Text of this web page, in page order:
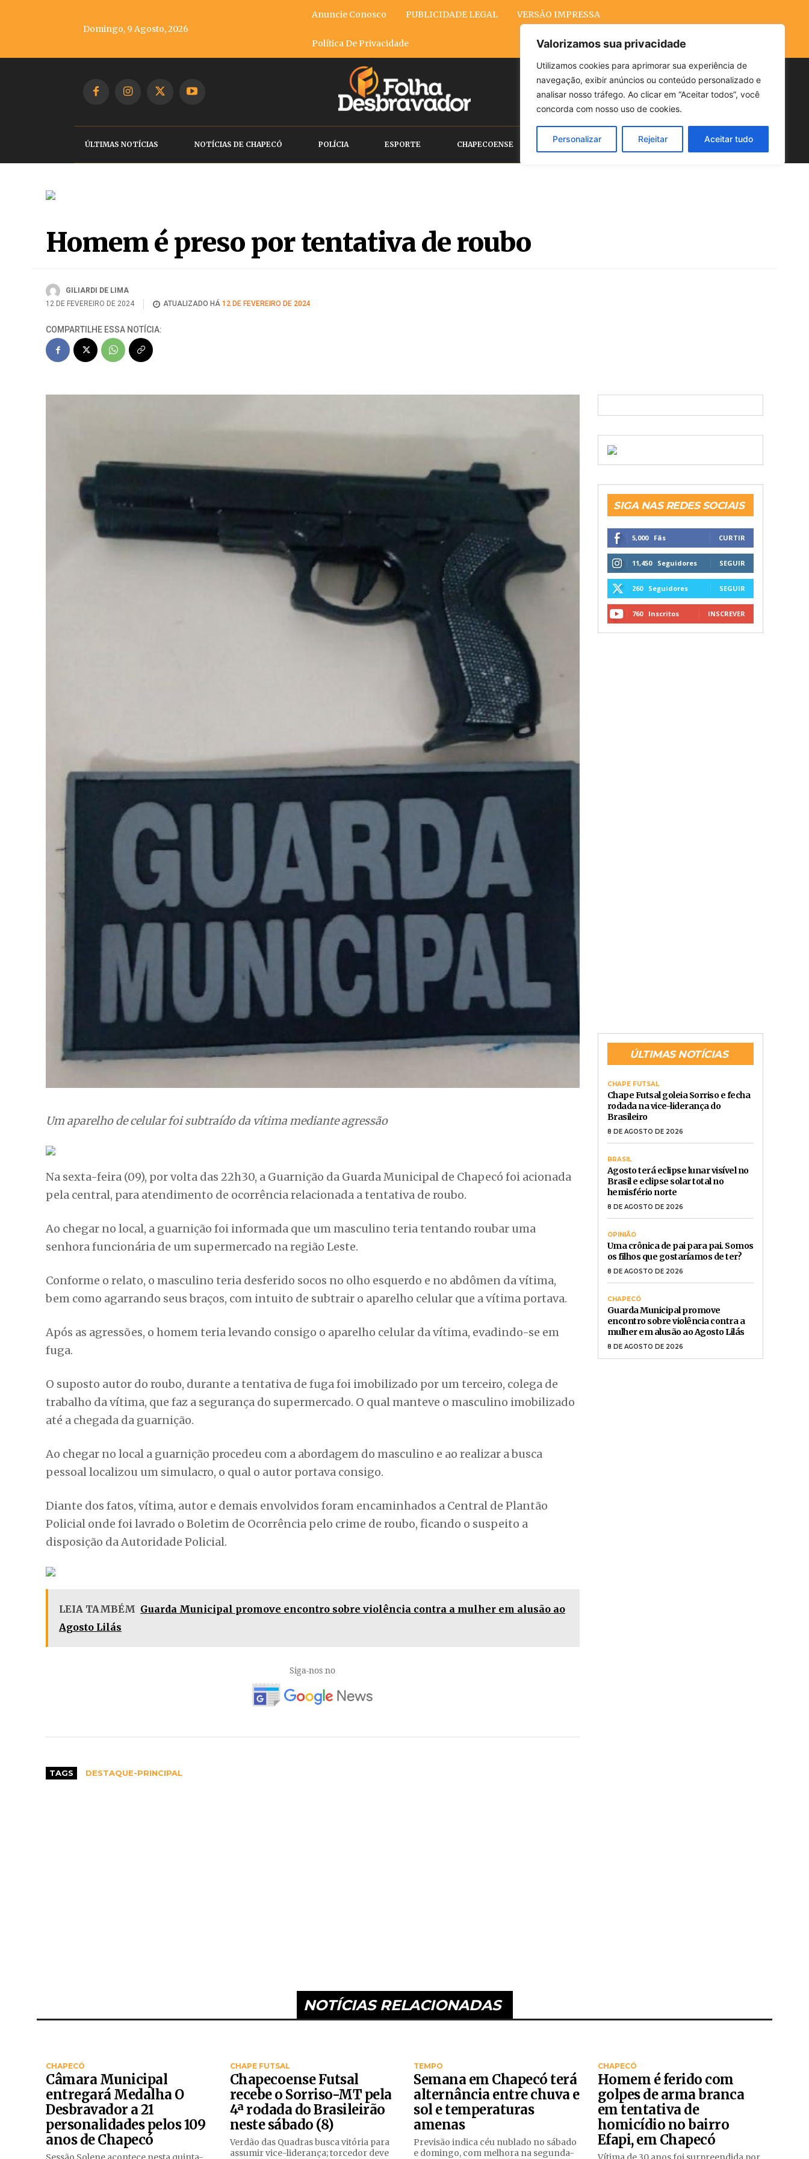
Valorizamos sua privacidade
Utilizamos cookies para aprimorar sua experiência de
navegação, exibir anúncios ou conteúdo personalizado e
analisar nosso tráfego. Ao clicar em “Aceitar todos”, você
concorda com nosso uso de cookies.
Personalizar Rejeitar Aceitar tudo
Domingo, 9 Agosto, 2026
Anuncie Conosco PUBLICIDADE LEGAL VERSÃO IMPRESSA
Política De Privacidade
Buscar
ÚLTIMAS NOTÍCIAS NOTÍCIAS DE CHAPECÓ POLÍCIA ESPORTE CHAPECOENSE POLÍTICA CLIMA ECONOMIA
Homem é preso por tentativa de roubo
GILIARDI DE LIMA
12 DE FEVEREIRO DE 2024
ATUALIZADO HÁ 12 DE FEVEREIRO DE 2024
COMPARTILHE ESSA NOTÍCIA:
Um aparelho de celular foi subtraído da vítima mediante agressão
Na sexta-feira (09), por volta das 22h30, a Guarnição da Guarda Municipal de Chapecó foi acionada
pela central, para atendimento de ocorrência relacionada a tentativa de roubo.
Ao chegar no local, a guarnição foi informada que um masculino teria tentando roubar uma
senhora funcionária de um supermercado na região Leste.
Conforme o relato, o masculino teria desferido socos no olho esquerdo e no abdômen da vítima,
bem como agarrando seus braços, com intuito de subtrair o aparelho celular que a vítima portava.
Após as agressões, o homem teria levando consigo o aparelho celular da vítima, evadindo-se em
fuga.
O suposto autor do roubo, durante a tentativa de fuga foi imobilizado por um terceiro, colega de
trabalho da vítima, que faz a segurança do supermercado. O qual manteve o masculino imobilizado
até a chegada da guarnição.
Ao chegar no local a guarnição procedeu com a abordagem do masculino e ao realizar a busca
pessoal localizou um simulacro, o qual o autor portava consigo.
Diante dos fatos, vítima, autor e demais envolvidos foram encaminhados a Central de Plantão
Policial onde foi lavrado o Boletim de Ocorrência pelo crime de roubo, ficando o suspeito a
disposição da Autoridade Policial.
LEIA TAMBÉM Guarda Municipal promove encontro sobre violência contra a mulher em alusão ao
Agosto Lilás
Siga-nos no
TAGS DESTAQUE-PRINCIPAL
SIGA NAS REDES SOCIAIS
5,000 Fãs CURTIR
11,450 Seguidores SEGUIR
260 Seguidores SEGUIR
760 Inscritos INSCREVER
ÚLTIMAS NOTÍCIAS
CHAPE FUTSAL
Chape Futsal goleia Sorriso e fecha
rodada na vice-liderança do
Brasileiro
8 DE AGOSTO DE 2026
BRASIL
Agosto terá eclipse lunar visível no
Brasil e eclipse solar total no
hemisfério norte
8 DE AGOSTO DE 2026
OPINIÃO
Uma crônica de pai para pai. Somos
os filhos que gostaríamos de ter?
8 DE AGOSTO DE 2026
CHAPECÓ
Guarda Municipal promove
encontro sobre violência contra a
mulher em alusão ao Agosto Lilás
8 DE AGOSTO DE 2026
NOTÍCIAS RELACIONADAS
CHAPECÓ
Câmara Municipal
entregará Medalha O
Desbravador a 21
personalidades pelos 109
anos de Chapecó
CHAPE FUTSAL
Chapecoense Futsal
recebe o Sorriso-MT pela
4ª rodada do Brasileirão
neste sábado (8)
Verdão das Quadras busca vitória para
assumir vice-liderança; torcedor deve
TEMPO
Semana em Chapecó terá
alternância entre chuva e
sol e temperaturas
amenas
Previsão indica céu nublado no sábado
e domingo, com melhora na segunda-
CHAPECÓ
Homem é ferido com
golpes de arma branca
em tentativa de
homicídio no bairro
Efapi, em Chapecó